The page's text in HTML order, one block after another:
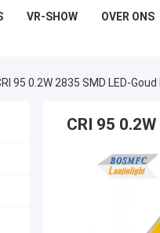
VR-SHOW OVER ONS
95 0.2W 2835 SMD LED-
CRI 95